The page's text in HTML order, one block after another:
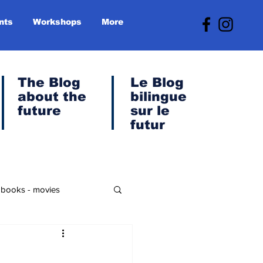
Workshops More
The Blog
about the
future
Le Blog
bilingue
sur le
futur
- movies
& Green Transition